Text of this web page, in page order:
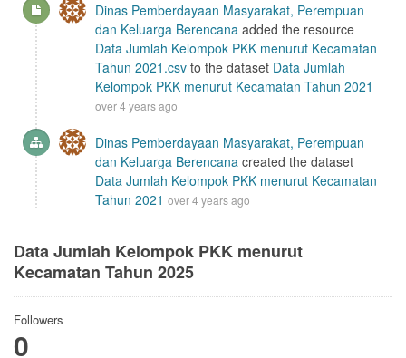
Dinas Pemberdayaan Masyarakat, Perempuan
dan Keluarga Berencana added the resource
Data Jumlah Kelompok PKK menurut Kecamatan
Tahun 2021.csv to the dataset Data Jumlah
Kelompok PKK menurut Kecamatan Tahun 2021
over 4 years ago
Dinas Pemberdayaan Masyarakat, Perempuan
dan Keluarga Berencana created the dataset
Data Jumlah Kelompok PKK menurut Kecamatan
Tahun 2021 over 4 years ago
Data Jumlah Kelompok PKK menurut
Kecamatan Tahun 2025
Followers
0